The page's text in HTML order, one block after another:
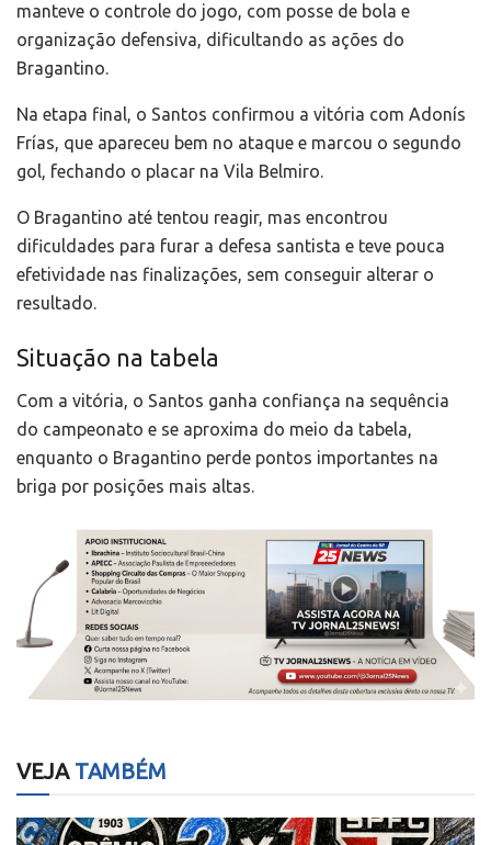
manteve o controle do jogo, com posse de bola e
organização defensiva, dificultando as ações do
Bragantino.
Na etapa final, o Santos confirmou a vitória com Adonís
Frías, que apareceu bem no ataque e marcou o segundo
gol, fechando o placar na Vila Belmiro.
O Bragantino até tentou reagir, mas encontrou
dificuldades para furar a defesa santista e teve pouca
efetividade nas finalizações, sem conseguir alterar o
resultado.
Situação na tabela
Com a vitória, o Santos ganha confiança na sequência
do campeonato e se aproxima do meio da tabela,
enquanto o Bragantino perde pontos importantes na
briga por posições mais altas.
VEJATAMBÉM